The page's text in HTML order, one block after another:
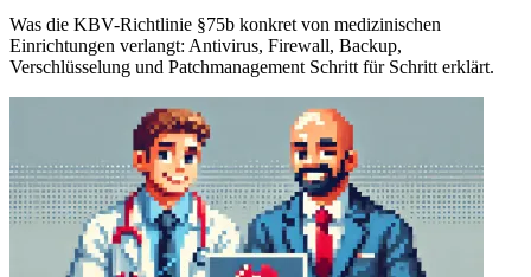
Was die KBV-Richtlinie §75b konkret von medizinischen
Einrichtungen verlangt: Antivirus, Firewall, Backup,
Verschlüsselung und Patchmanagement Schritt für Schritt erklärt.